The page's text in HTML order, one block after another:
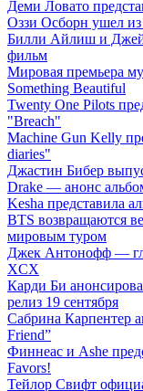
Деми Ловато
Оззи Осборн ушел
Билли Айлиш и
фильм
Мировая премьера
Something Beautiful
Twenty One Pilots
"Breach"
Machine Gun Kelly
diaries"
Джастин Бибер
Drake — анонс
Kesha представила
BTS возвращаются
мировым туром
Джек Антонофф —
XCX
Карди Би
релиз 19 сентября
Сабрина Карпентер
Friend”
Финнеас и Ashe
Favors!
Тейлор Свифт